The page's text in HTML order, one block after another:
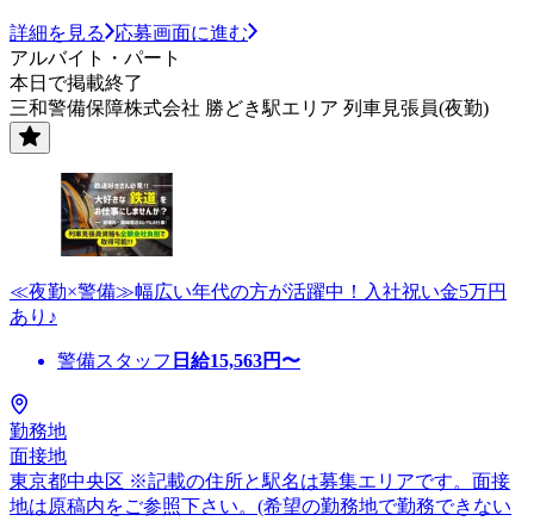
詳細を見る
応募画面に進む
アルバイト・パート
本日で掲載終了
三和警備保障株式会社 勝どき駅エリア 列車見張員(夜勤)
≪夜勤×警備≫幅広い年代の方が活躍中！入社祝い金5万円
あり♪
警備スタッフ 日給15,563円〜
勤務地
面接地
東京都中央区 ※記載の住所と駅名は募集エリアです。面接
地は原稿内をご参照下さい。(希望の勤務地で勤務できない